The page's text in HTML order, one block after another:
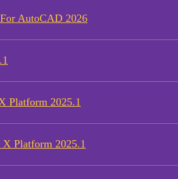
AutoCAD 2026
Platform 2025.1
Platform 2025.1